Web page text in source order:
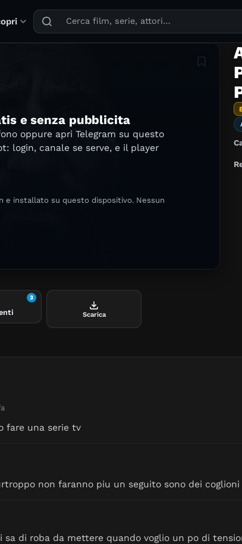
Puoi cercare film, serie TV, attori, registi,
e senza pubblicita
oppure apri Telegram su questo
login, canale se serve, e il player
e installato su questo dispositivo. Nessun
Aggiungi
3
Scarica
fare una serie tv
non faranno piu un seguito sono dei
sa di roba da mettere quando voglio un po di